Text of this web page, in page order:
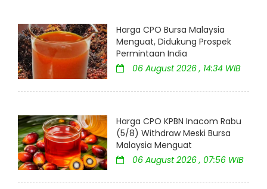
Harga CPO Bursa Malaysia
Menguat, Didukung Prospek
Permintaan India
06 August 2026 , 14:34 WIB
Harga CPO KPBN Inacom Rabu
(5/8) Withdraw Meski Bursa
Malaysia Menguat
06 August 2026 , 07:56 WIB